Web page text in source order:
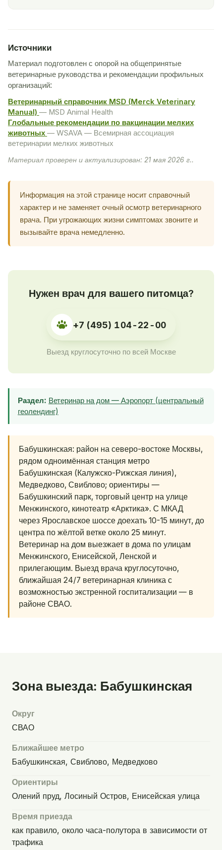
Источники
Материал подготовлен с опорой на общепринятые
ветеринарные руководства и рекомендации профильных
организаций:
Ветеринарный справочник MSD (Merck Veterinary
Manual) — MSD Animal Health
Глобальные рекомендации по вакцинации мелких
животных — WSAVA — Всемирная ассоциация
ветеринарии мелких животных
Материал проверен и актуализирован: 21 мая 2026 г..
Информация на этой странице носит справочный
характер и не заменяет очный осмотр ветеринарного
врача. При угрожающих жизни симптомах звоните и
вызывайте врача немедленно.
Нужен врач для вашего питомца?
+7 (495) 104-22-00
Выезд круглосуточно по всей Москве
Раздел: Ветеринар на дом — Аэропорт (центральный
геолендинг)
Бабушкинская: район на северо-востоке Москвы,
рядом одноимённая станция метро
Бабушкинская (Калужско-Рижская линия),
Медведково, Свиблово; ориентиры —
Бабушкинский парк, торговый центр на улице
Менжинского, кинотеатр «Арктика». С МКАД
через Ярославское шоссе доехать 10-15 минут, до
центра по жёлтой ветке около 25 минут.
Ветеринар на дом выезжает в дома по улицам
Менжинского, Енисейской, Ленской и
прилегающим. Выезд врача круглосуточно,
ближайшая 24/7 ветеринарная клиника с
возможностью экстренной госпитализации — в
районе СВАО.
Зона выезда: Бабушкинская
Округ
СВАО
Ближайшее метро
Бабушкинская, Свиблово, Медведково
Ориентиры
Олений пруд, Лосиный Остров, Енисейская улица
Время приезда
как правило, около часа-полутора в зависимости от
трафика